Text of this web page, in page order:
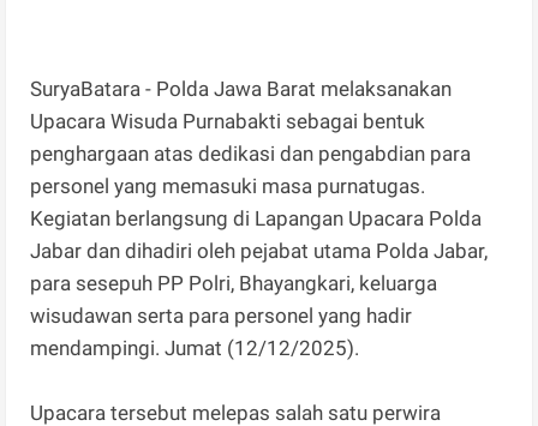
SuryaBatara - Polda Jawa Barat melaksanakan
Upacara Wisuda Purnabakti sebagai bentuk
penghargaan atas dedikasi dan pengabdian para
personel yang memasuki masa purnatugas.
Kegiatan berlangsung di Lapangan Upacara Polda
Jabar dan dihadiri oleh pejabat utama Polda Jabar,
para sesepuh PP Polri, Bhayangkari, keluarga
wisudawan serta para personel yang hadir
mendampingi. Jumat (12/12/2025).
Upacara tersebut melepas salah satu perwira